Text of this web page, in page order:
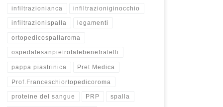
infiltrazionianca infiltrazioniginocchio
infiltrazionispalla legamenti
ortopedicospallaroma
ospedalesanpietrofatebenefratelli
pappa piastrinica Pret Medica
Prof.Franceschiortopedicoroma
proteine del sangue PRP spalla